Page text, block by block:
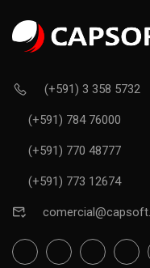
(+591) 3 358 5732
(+591) 784 76000
(+591) 770 48777
(+591) 773 12674